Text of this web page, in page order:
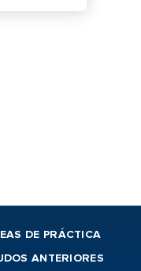
DE PRÁCTICA
ANTERIORES